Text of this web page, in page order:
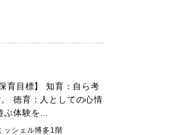
育目標】 知育：自ら考
徳育：人としての心情
ぶ体験を…
シェル博多1階